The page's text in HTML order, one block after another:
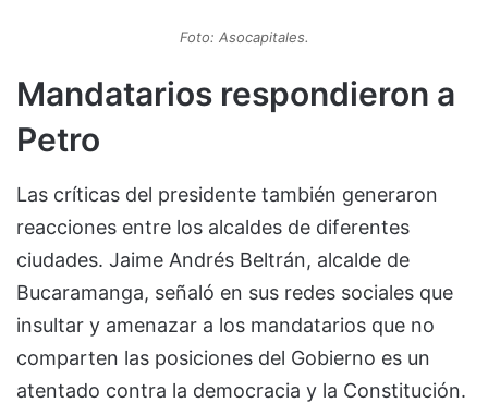
Foto: Asocapitales.
Mandatarios respondieron a
Petro
Las críticas del presidente también generaron
reacciones entre los alcaldes de diferentes
ciudades. Jaime Andrés Beltrán, alcalde de
Bucaramanga, señaló en sus redes sociales que
insultar y amenazar a los mandatarios que no
comparten las posiciones del Gobierno es un
atentado contra la democracia y la Constitución.